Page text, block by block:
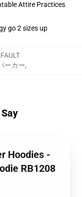
Attire Practices
go 2 sizes up
ーカー,
Hoodies -
RB1208